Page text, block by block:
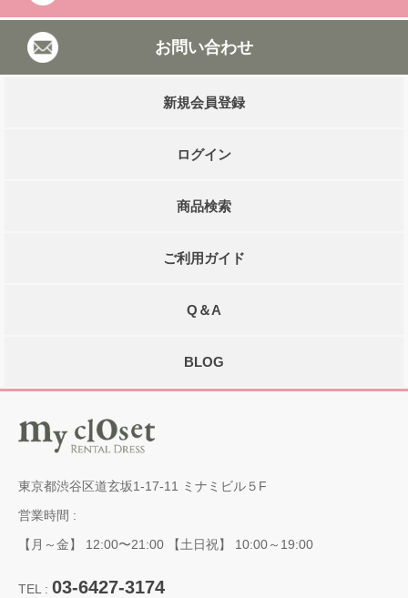
お問い合わせ
新規会員登録
ログイン
商品検索
ご利用ガイド
Q＆A
BLOG
東京都渋谷区道玄坂1-17-11 ミナミビル５F
営業時間 :
【月～金】 12:00〜21:00 【土日祝】 10:00～19:00
TEL : 03-6427-3174